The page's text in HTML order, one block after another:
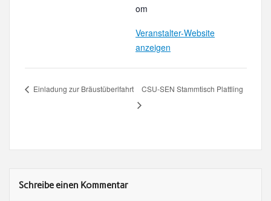
om
Veranstalter-Website
anzeigen
Einladung zur Bräustüberlfahrt CSU-SEN Stammtisch Plattling
Schreibe einen Kommentar